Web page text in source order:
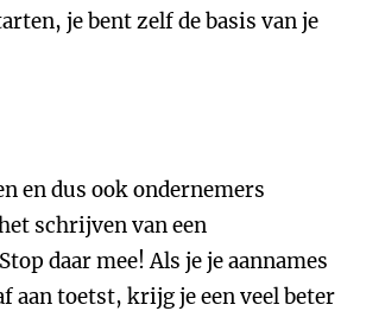
je bent zelf de basis van je
en dus ook ondernemers
schrijven van een
daar mee! Als je je aannames
aan toetst, krijg je een veel beter